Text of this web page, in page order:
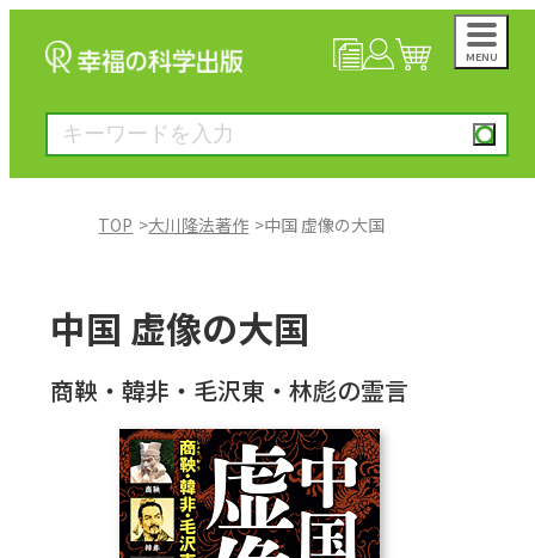
MENU
絵本
雑誌
TOP 大川隆法著作 中国 虚像の大国
中国 虚像の大国
商鞅・韓非・毛沢東・林彪の霊言